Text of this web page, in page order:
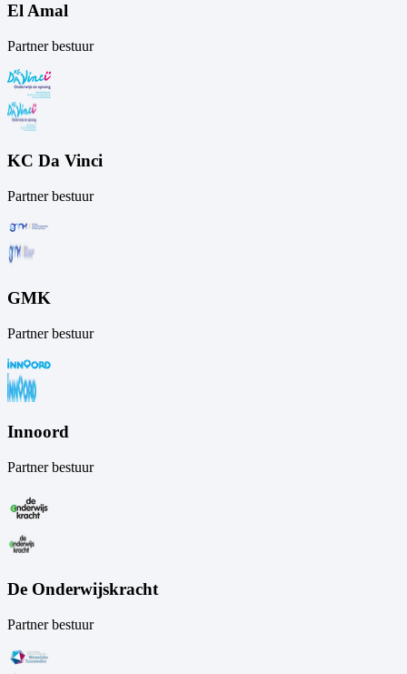
El Amal
Partner bestuur
KC Da Vinci
Partner bestuur
GMK
Partner bestuur
Innoord
Partner bestuur
De Onderwijskracht
Partner bestuur